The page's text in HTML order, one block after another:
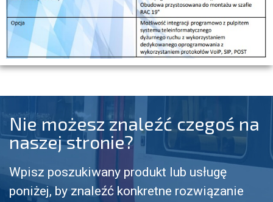
Nie możesz znaleźć czegoś na
naszej stronie?
Wpisz poszukiwany produkt lub usługę
poniżej, by znaleźć konkretne rozwiązanie